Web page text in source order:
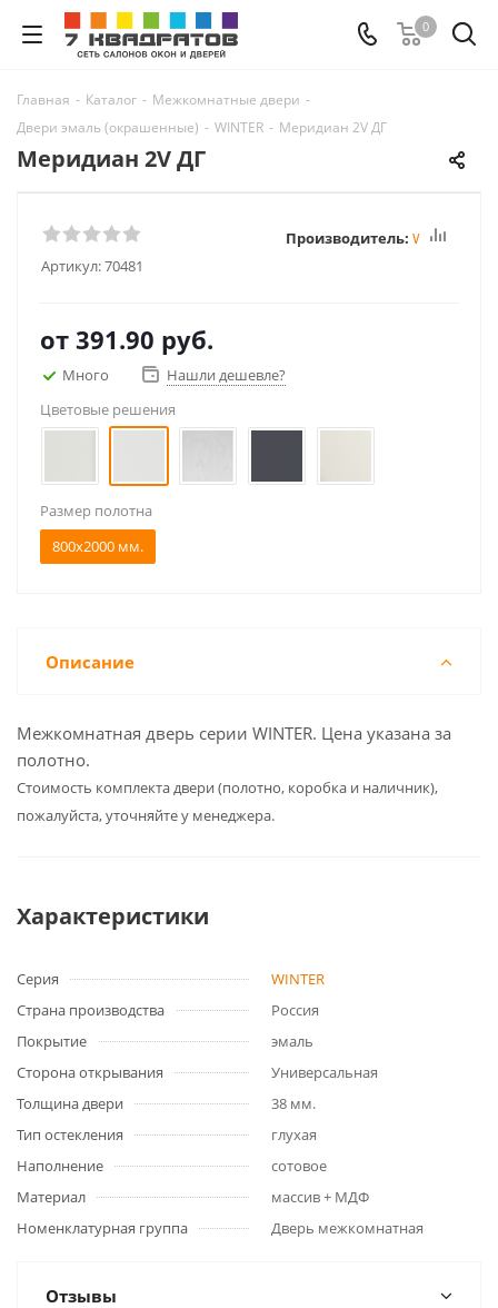
0
Главная - Каталог - Межкомнатные двери -
Двери эмаль (окрашенные) - WINTER - Меридиан 2V ДГ
Меридиан 2V ДГ
Артикул:70481
Производитель: Winter
от 391.90 руб.
Много
Нашли дешевле?
Цветовые решения
Размер полотна
800x2000 мм.
Описание
Межкомнатная дверь серии WINTER. Цена указана за
полотно.
Cтоимость комплекта двери (полотно, коробка и наличник),
пожалуйста, уточняйте у менеджера.
Характеристики
Серия
WINTER
Страна производства
Россия
Покрытие
эмаль
Сторона открывания
Универсальная
Толщина двери
38 мм.
Тип остекления
глухая
Наполнение
сотовое
Материал
массив + МДФ
Номенклатурная группа
Дверь межкомнатная
Отзывы